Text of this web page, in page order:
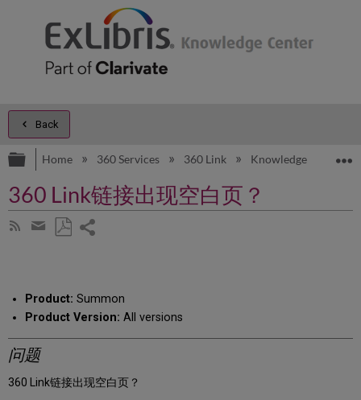
Back
Expand/collapse global hierarchy
Home 360 Services 360 Link Knowledge Articles
360 Link链接出现空白页？
Subscribe
Share
email
Product: Summon
Product Version: All versions
问题
360 Link链接出现空白页？